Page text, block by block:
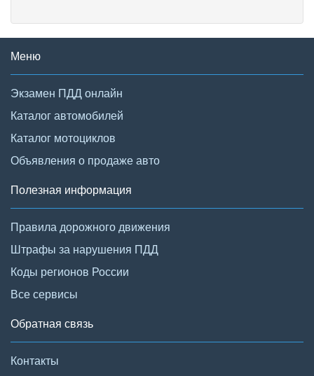
Меню
Экзамен ПДД онлайн
Каталог автомобилей
Каталог мотоциклов
Объявления о продаже авто
Полезная информация
Правила дорожного движения
Штрафы за нарушения ПДД
Коды регионов России
Все сервисы
Обратная связь
Контакты